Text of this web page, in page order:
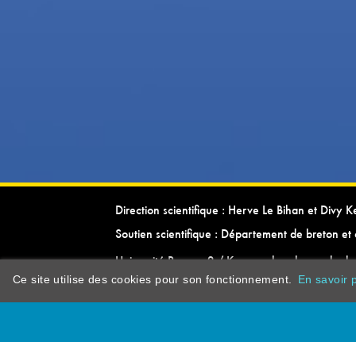
Direction scientifique : Herve Le Bihan et Divy
Soutien scientifique : Département de breton et
Université Rennes 2 / Kevrenn brezhoneg ha
Ce site utilise des cookies pour son fonctionnement. En savoir